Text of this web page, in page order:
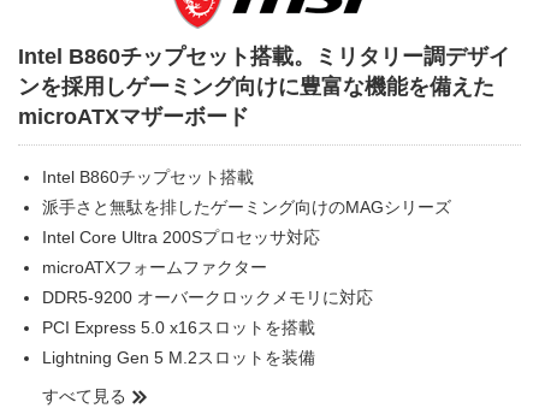
Intel B860チップセット搭載。ミリタリー調デザイ
ンを採用しゲーミング向けに豊富な機能を備えた
microATXマザーボード
Intel B860チップセット搭載
派手さと無駄を排したゲーミング向けのMAGシリーズ
Intel Core Ultra 200Sプロセッサ対応
microATXフォームファクター
DDR5-9200 オーバークロックメモリに対応
PCI Express 5.0 x16スロットを搭載
Lightning Gen 5 M.2スロットを装備
すべて見る